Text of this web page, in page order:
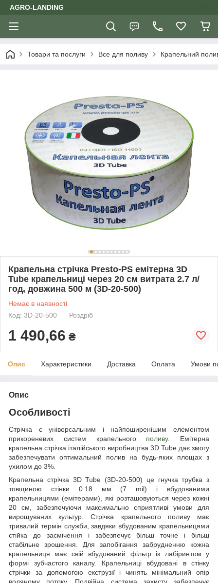
AGRO-LANDING
Товари та послуги Все для поливу Крапельний
Крапельна стрічка Presto-PS емітерна 3D
Tube крапельниці через 20 см витрата 2.7 л/
год, довжина 500 м (3D-20-500)
Немає в наявності
Код: 3D-20-500
Роздріб
1 490,66 ₴
Опис Характеристики Доставка Оплата Умови
Опис
Особливості
Стрічка є універсальним і найпоширенішим елементом
прикореневих систем крапельного поливу. Емітерна
крапельна стрічка італійського виробництва 3D Tube дає змогу
забезпечувати оптимальний полив на будь-яких площах з
ухилом до 3%.
Крапельна стрічка 3D Tube (3D-20-500) це гнучка трубка з
товщиною стінки 0.18 мм (7 mil) і вбудованими
крапельницями (емітерами), які розташовуються через кожні
20 см, забезпечуючи максимально сприятливі умови для
вирощуваних культур. Стрічка крапельного поливу має
тривалий термін служби, завдяки вбудованим крапельницями
стійка до засмічення і забезпечує більш точне і більш
стабільне зрошення. Для запобігання забрудненню кожна
крапельниця має свій вбудований фільтр із лабіринтом у
формі зубчастого каналу. Крапельниці вбудовані в стінку
стрічки за допомогою екструзії і чинять мінімальний опір